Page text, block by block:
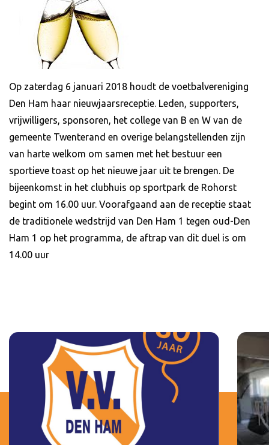
Op zaterdag 6 januari 2018 houdt de voetbalvereniging
Den Ham haar nieuwjaarsreceptie. Leden, supporters,
vrijwilligers, sponsoren, het college van B en W van de
gemeente Twenterand en overige belangstellenden zijn
van harte welkom om samen met het bestuur een
sportieve toast op het nieuwe jaar uit te brengen. De
bijeenkomst in het clubhuis op sportpark de Rohorst
begint om 16.00 uur. Voorafgaand aan de receptie staat
de traditionele wedstrijd van Den Ham 1 tegen oud-Den
Ham 1 op het programma, de aftrap van dit duel is om
14.00 uur